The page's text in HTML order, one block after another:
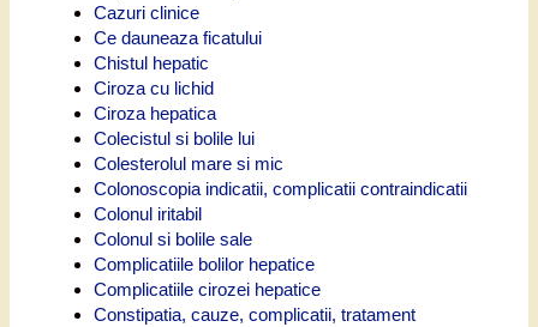
Cazuri clinice
Ce dauneaza ficatului
Chistul hepatic
Ciroza cu lichid
Ciroza hepatica
Colecistul si bolile lui
Colesterolul mare si mic
Colonoscopia indicatii, complicatii contraindicatii
Colonul iritabil
Colonul si bolile sale
Complicatiile bolilor hepatice
Complicatiile cirozei hepatice
Constipatia, cauze, complicatii, tratament